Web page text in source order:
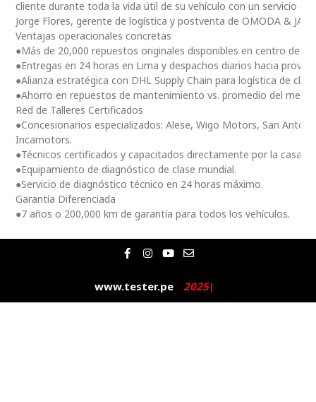
cliente durante toda la vida útil de su vehículo con un servicio
Jorge Flores, gerente de logística y postventa de OMODA &
Ventajas operacionales concretas
●Más de 20,000 repuestos originales disponibles en centro de
●Entregas en 24 horas en Lima y despachos diarios hacia
●Alianza estratégica con DHL Supply Chain para logística de
●Ahorro en repuestos de mantenimiento vs. promedio del
Red de Talleres Certificados
●Concesionarios especializados: Alese, Wigo Motors, San
Incamotors.
●Técnicos certificados y capacitados directamente por la casa
●Equipamiento de diagnóstico de clase mundial.
●Servicio de diagnóstico técnico en 24 horas máximo.
Garantía Diferenciada
●7 años o 200,000 km de garantía para todos los vehículos.
F
a
e
b
o
I
n
t
a
g
Y
o
t
u
b
E
n
e
l
o
www.tester.pe 2025|